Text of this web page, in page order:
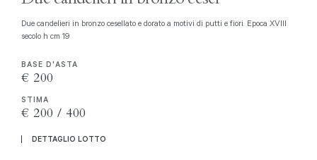
Due candelieri in bronzo cesellato e dorato a motivi di putti e fiori. Epoca XVIII
secolo h cm 19
BASE D'ASTA
€ 200
STIMA
€ 200 / 400
DETTAGLIO LOTTO